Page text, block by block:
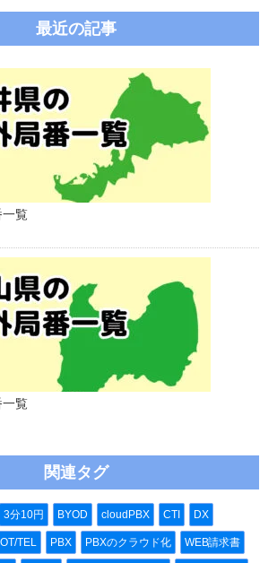
最近の記事
覧
覧
関連タグ
3分10円 BYOD cloudPBX CTI DX
TEL PBX PBXのクラウド化 WEB請求書